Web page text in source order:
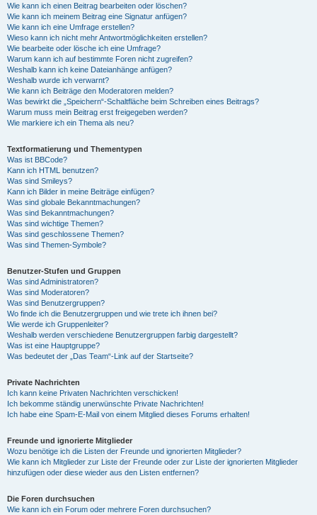
Wie kann ich einen Beitrag bearbeiten oder löschen?
Wie kann ich meinem Beitrag eine Signatur anfügen?
Wie kann ich eine Umfrage erstellen?
Wieso kann ich nicht mehr Antwortmöglichkeiten erstellen?
Wie bearbeite oder lösche ich eine Umfrage?
Warum kann ich auf bestimmte Foren nicht zugreifen?
Weshalb kann ich keine Dateianhänge anfügen?
Weshalb wurde ich verwarnt?
Wie kann ich Beiträge den Moderatoren melden?
Was bewirkt die „Speichern“-Schaltfläche beim Schreiben eines Beitrags?
Warum muss mein Beitrag erst freigegeben werden?
Wie markiere ich ein Thema als neu?
Textformatierung und Thementypen
Was ist BBCode?
Kann ich HTML benutzen?
Was sind Smileys?
Kann ich Bilder in meine Beiträge einfügen?
Was sind globale Bekanntmachungen?
Was sind Bekanntmachungen?
Was sind wichtige Themen?
Was sind geschlossene Themen?
Was sind Themen-Symbole?
Benutzer-Stufen und Gruppen
Was sind Administratoren?
Was sind Moderatoren?
Was sind Benutzergruppen?
Wo finde ich die Benutzergruppen und wie trete ich ihnen bei?
Wie werde ich Gruppenleiter?
Weshalb werden verschiedene Benutzergruppen farbig dargestellt?
Was ist eine Hauptgruppe?
Was bedeutet der „Das Team“-Link auf der Startseite?
Private Nachrichten
Ich kann keine Privaten Nachrichten verschicken!
Ich bekomme ständig unerwünschte Private Nachrichten!
Ich habe eine Spam-E-Mail von einem Mitglied dieses Forums erhalten!
Freunde und ignorierte Mitglieder
Wozu benötige ich die Listen der Freunde und ignorierten Mitglieder?
Wie kann ich Mitglieder zur Liste der Freunde oder zur Liste der ignorierten Mitglieder
hinzufügen oder diese wieder aus den Listen entfernen?
Die Foren durchsuchen
Wie kann ich ein Forum oder mehrere Foren durchsuchen?